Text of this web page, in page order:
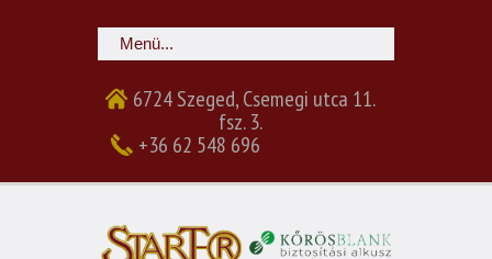
6724 Szeged, Csemegi utca 11.
fsz. 3.
+36 62 548 696